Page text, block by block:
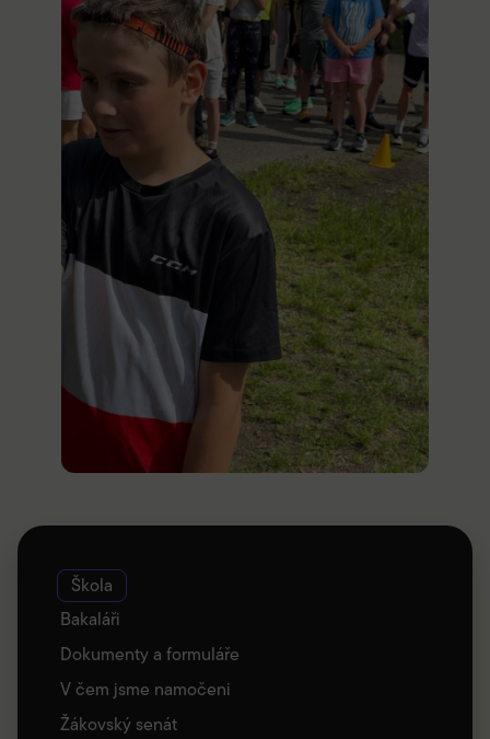
Škola
Bakaláři
Dokumenty a formuláře
V čem jsme namočeni
Žákovský senát